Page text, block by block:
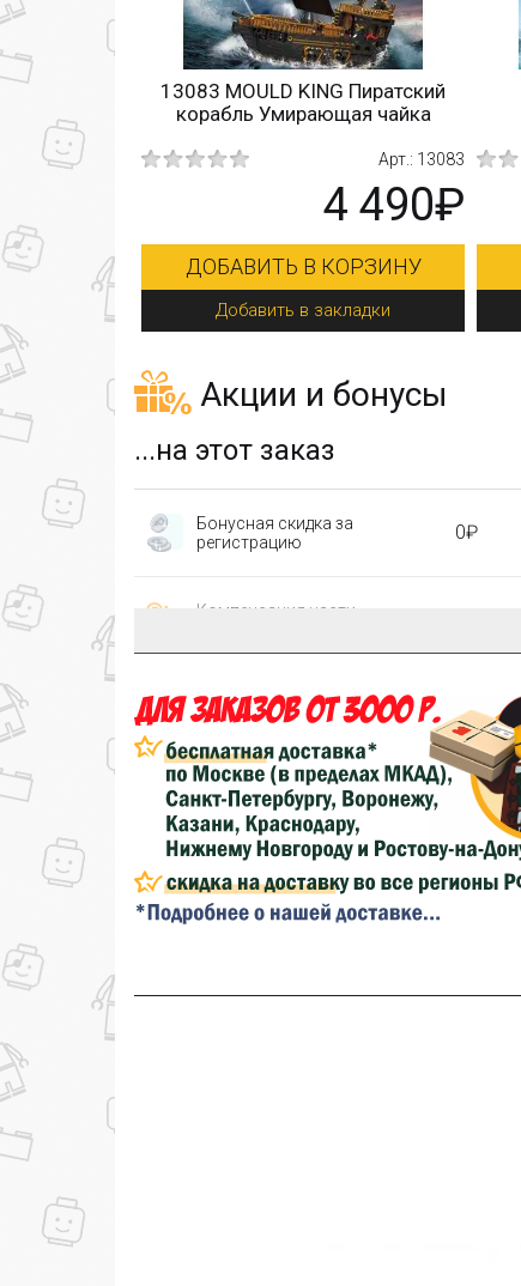
13083 MOULD KING Пиратский
корабль Умирающая чайка
Арт.: 13083
4 490₽
ДОБАВИТЬ В КОРЗИНУ
Добавить в закладки
Акции и бонусы
...на этот заказ
Бонусная скидка за
регистрацию
0₽
Компенсация части
...на следующий заказ
Золотая скидка
персональная
10%
(фото сборки) до 10%
на нашем сайте
100₽